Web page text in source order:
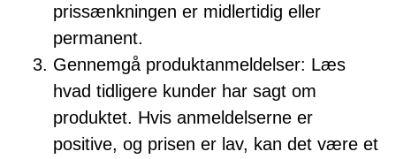
prissænkningen er midlertidig eller
permanent.
Gennemgå produktanmeldelser: Læs
hvad tidligere kunder har sagt om
produktet. Hvis anmeldelserne er
positive, og prisen er lav, kan det være et